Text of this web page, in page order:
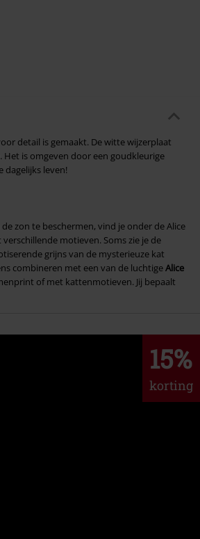
detail is gemaakt. De witte wijzerplaat
is omgeven door een goudkleurige
dagelijks leven!
zon te beschermen, vind je onder de Alice
motieven. Soms zie je de
grijns van de mysterieuze kat
combineren met een van de luchtigeAlice
of met kattenmotieven. Jij bepaalt
15%
korting